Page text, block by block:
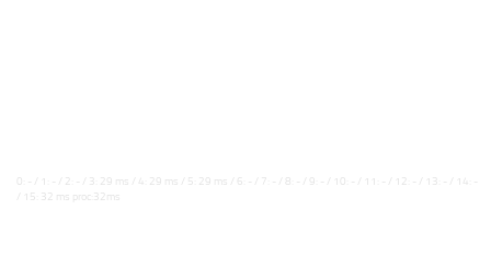
0: - / 1: - / 2: - / 3: 29 ms / 4: 29 ms / 5: 29 ms / 6: - / 7: - / 8: - / 9: - / 10: - / 11: - / 12: - / 13: - / 14: -
/ 15: 32 ms proc:32ms